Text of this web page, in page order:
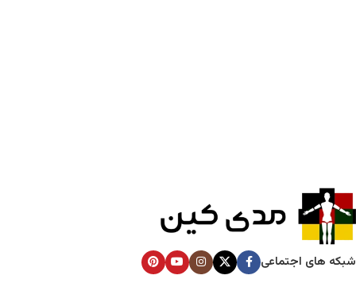
شبکه های اجتماعی